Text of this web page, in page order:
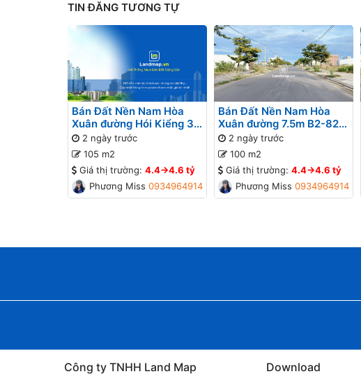
TIN ĐĂNG TƯƠNG TỰ
Bán Đất Nền Nam Hòa
Xuân đường Hói Kiểng 31
B2-95 lô 9x - Gần Sông
2 ngày trước
105 m2
Giá thị trường: 4.4->4.6 tỷ
Phương Missa0934964914
Bán Đất Nền Nam Hòa
Xuân đường 7.5m B2-82
lô 4x - Gần Sông
2 ngày trước
100 m2
Giá thị trường: 4.4->4.6 tỷ
Phương Missa0934964914
Công ty TNHH Land Map Download